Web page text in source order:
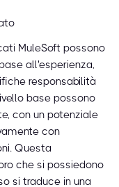
MuleSoft possono
all'esperienza,
responsabilità
base possono
con un potenziale
con
Questa
che si possiedono
si traduce in una